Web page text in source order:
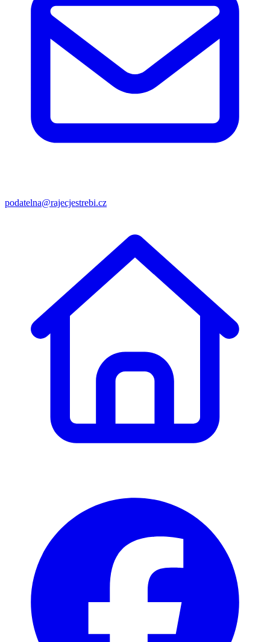
podatelna@rajecjestrebi.cz